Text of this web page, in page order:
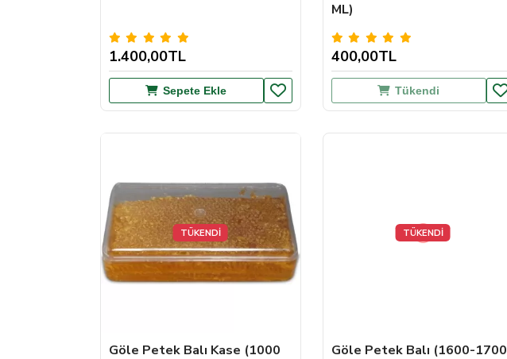
1.400,00TL
Sepete Ekle
ML)
400,00TL
Tükendi
TÜKENDİ
Göle Petek Balı Kase (1000
TÜKENDİ
Göle Petek Balı (1600-1700